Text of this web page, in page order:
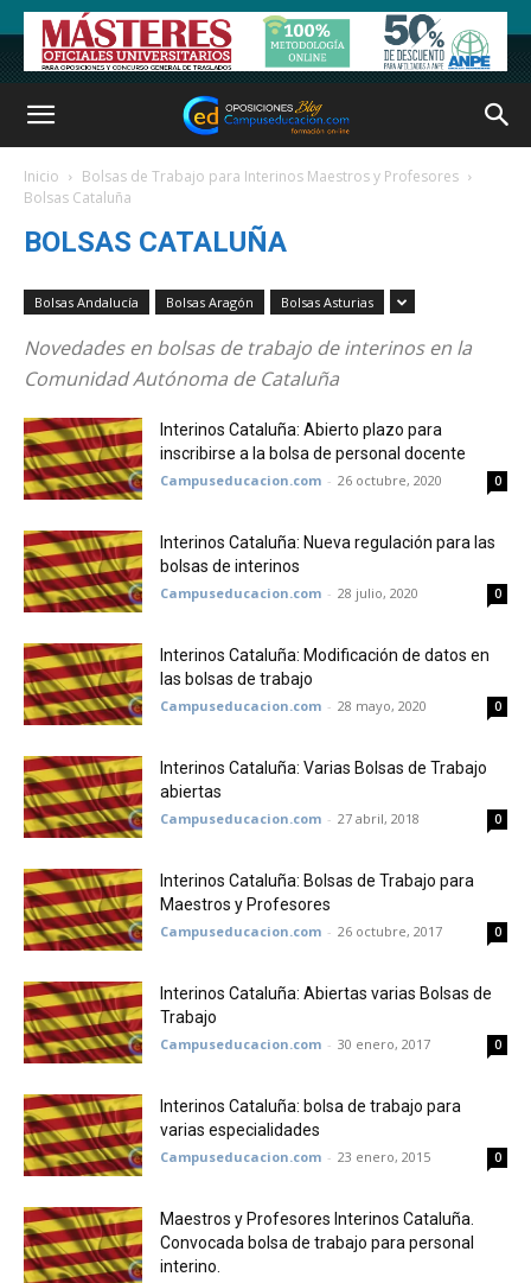
Inicio
Bolsas de Trabajo para Interinos Maestros y Profesores
Bolsas Cataluña
BOLSAS CATALUÑA
Bolsas Andalucía Bolsas Aragón Bolsas Asturias
Novedades en bolsas de trabajo de interinos en la
Comunidad Autónoma de Cataluña
Interinos Cataluña: Abierto plazo para
inscribirse a la bolsa de personal docente
Campuseducacion.com - 26 octubre, 2020 0
Interinos Cataluña: Nueva regulación para las
bolsas de interinos
Campuseducacion.com - 28 julio, 2020 0
Interinos Cataluña: Modificación de datos en
las bolsas de trabajo
Campuseducacion.com - 28 mayo, 2020 0
Interinos Cataluña: Varias Bolsas de Trabajo
abiertas
Campuseducacion.com - 27 abril, 2018 0
Interinos Cataluña: Bolsas de Trabajo para
Maestros y Profesores
Campuseducacion.com - 26 octubre, 2017 0
Interinos Cataluña: Abiertas varias Bolsas de
Trabajo
Campuseducacion.com - 30 enero, 2017 0
Interinos Cataluña: bolsa de trabajo para
varias especialidades
Campuseducacion.com - 23 enero, 2015 0
Maestros y Profesores Interinos Cataluña.
Convocada bolsa de trabajo para personal
interino.